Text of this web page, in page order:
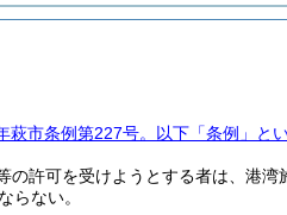
萩市条例第227号。以下「条例」と
の許可を受けようとする者は、港湾
らない。